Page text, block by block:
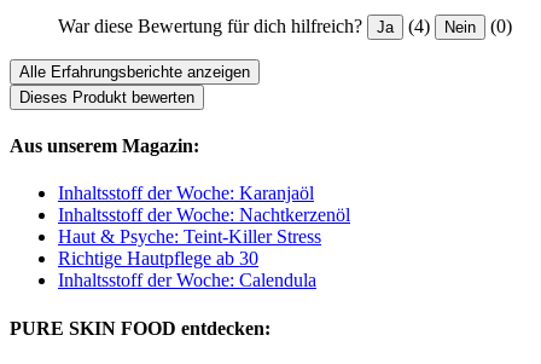
War diese Bewertung für dich hilfreich? Ja (4) Nein (0)
Alle Erfahrungsberichte anzeigen
Dieses Produkt bewerten
Aus unserem Magazin:
Inhaltsstoff der Woche: Karanjaöl
Inhaltsstoff der Woche: Nachtkerzenöl
Haut & Psyche: Teint-Killer Stress
Richtige Hautpflege ab 30
Inhaltsstoff der Woche: Calendula
PURE SKIN FOOD entdecken: